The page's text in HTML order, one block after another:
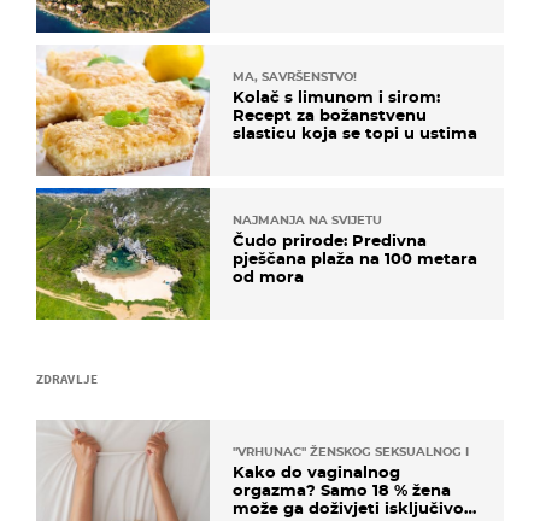
ZDRAVLJE
"VRHUNAC" ŽENSKOG SEKSUALNOG ISKUSTVA
Kako do vaginalnog
orgazma? Samo 18 % žena
može ga doživjeti isključivo
MA, SAVRŠENSTVO!
Kolač s limunom i sirom:
Recept za božanstvenu
slasticu koja se topi u ustima
NAJMANJA NA SVIJETU
Čudo prirode: Predivna
pješčana plaža na 100 metara
od mora